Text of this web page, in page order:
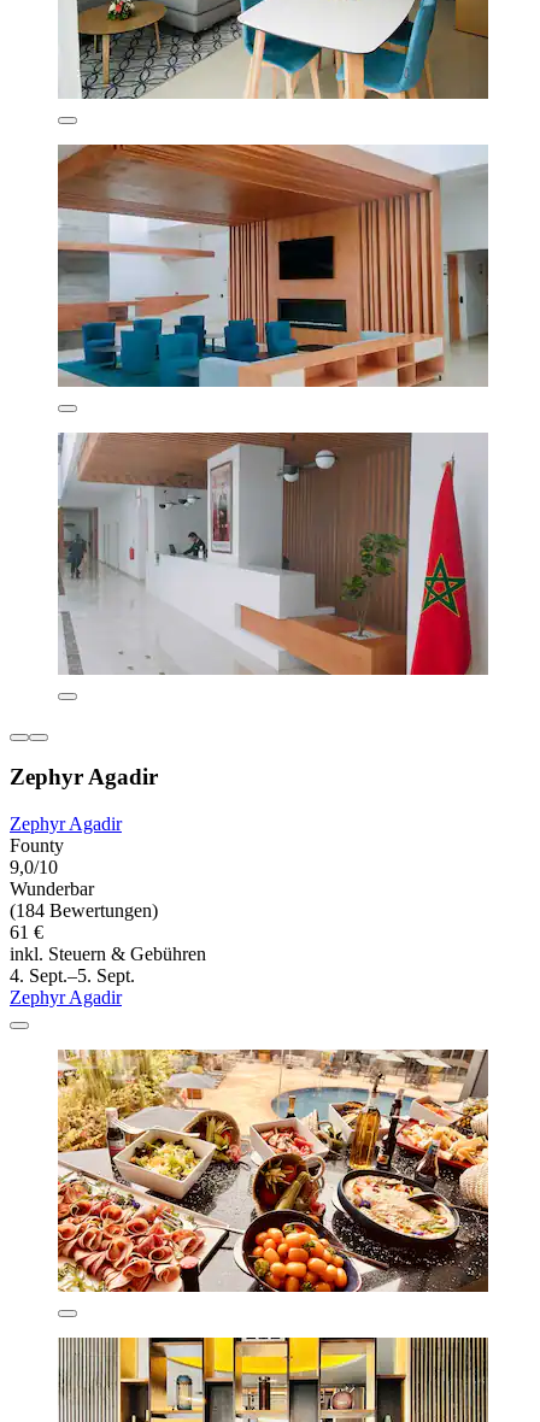
Zephyr Agadir
Zephyr Agadir
Founty
9,0/10
Wunderbar
(184 Bewertungen)
61 €
inkl. Steuern & Gebühren
4. Sept.–5. Sept.
Zephyr Agadir